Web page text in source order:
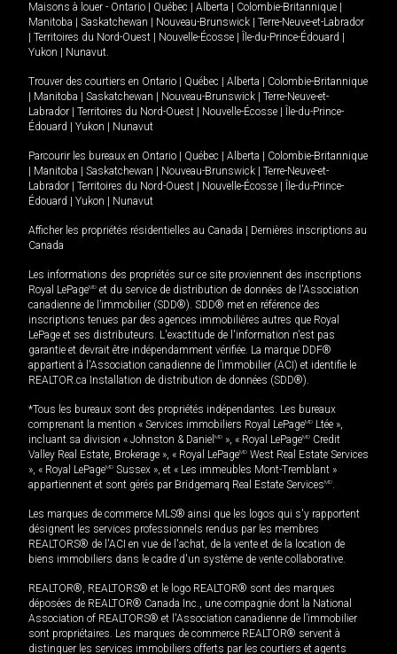
Maisons à louer - Ontario Québec Alberta Colombie-Britannique
Manitoba
Saskatchewan Nouveau-Brunswick
Terre-Neuve-et-Labrador
Territoires du Nord-Ouest Nouvelle-Écosse Île-du-Prince-Édouard
Yukon
Nunavut.
Trouver des courtiers en Ontario Québec Alberta
Colombie-Britannique
Manitoba Saskatchewan Nouveau-Brunswick
Terre-Neuve-et-
Labrador
Territoires du Nord-Ouest Nouvelle-Écosse
Île-du-Prince-
Édouard
Yukon Nunavut
Parcourir les bureaux en Ontario Québec Alberta
Colombie-Britannique
Manitoba Saskatchewan Nouveau-Brunswick
Terre-Neuve-et-
Labrador
Territoires du Nord-Ouest Nouvelle-Écosse
Île-du-Prince-
Édouard
Yukon Nunavut
Afficher les propriétés résidentielles au Canada
Dernières inscriptions au
Canada
Les informations des propriétés sur ce site proviennent des inscriptions
Royal LePageMD et du service de distribution de données de l'Association
canadienne de l’immobilier (SDD®). SDD® met en référence des
inscriptions tenues par des agences immobilières autres que Royal
LePage et ses distributeurs. L'exactitude de l'information n'est pas
garantie et devrait être indépendamment vérifiée. La marque DDF®
appartient à l'Association canadienne de l’immobilier (ACI) et identifie le
REALTOR.ca Installation de distribution de données (SDD®).
*Tous les bureaux sont des propriétés indépendantes. Les bureaux
comprenant la mention « Services immobiliers Royal LePageMD Ltée »,
incluant sa division « Johnston & Daniel MD », « Royal LePageMD Credit
Valley Real Estate, Brokerage », « Royal LePageMD West Real Estate Services
», « Royal LePageMD Sussex », et « Les immeubles Mont-Tremblant »
appartiennent et sont gérés par Bridgemarq Real Estate ServicesMD.
Les marques de commerce MLS® ainsi que les logos qui s'y rapportent
désignent les services professionnels rendus par les membres
REALTORS® de l'ACI en vue de l'achat, de la vente et de la location de
biens immobiliers dans le cadre d'un système de vente collaborative.
REALTOR®, REALTORS® et le logo REALTOR® sont des marques
déposées de REALTOR® Canada Inc., une compagnie dont la National
Association of REALTORS® et l'Association canadienne de l’immobilier
sont propriétaires. Les marques de commerce REALTOR® servent à
distinguer les services immobiliers offerts par les courtiers et agents